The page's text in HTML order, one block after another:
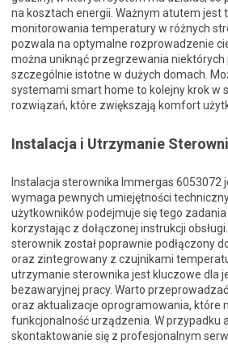
na kosztach energii. Ważnym atutem jest
monitorowania temperatury w różnych
pozwala na optymalne rozprowadzenie
można uniknąć przegrzewania
szczególnie istotne w dużych domach.
systemami smart home to kolejny krok w
rozwiązań, które zwiększają komfort
Instalacja i Utrzymanie
Instalacja sterownika Immergas 6053072
wymaga pewnych umiejętności
użytkowników podejmuje się tego
korzystając z dołączonej instrukcji
sterownik został poprawnie podłączony
oraz zintegrowany z czujnikami
utrzymanie sterownika jest kluczowe dla
bezawaryjnej pracy. Warto
oraz aktualizacje oprogramowania, które
funkcjonalność urządzenia. W przypadku
skontaktowanie się z profesjonalnym